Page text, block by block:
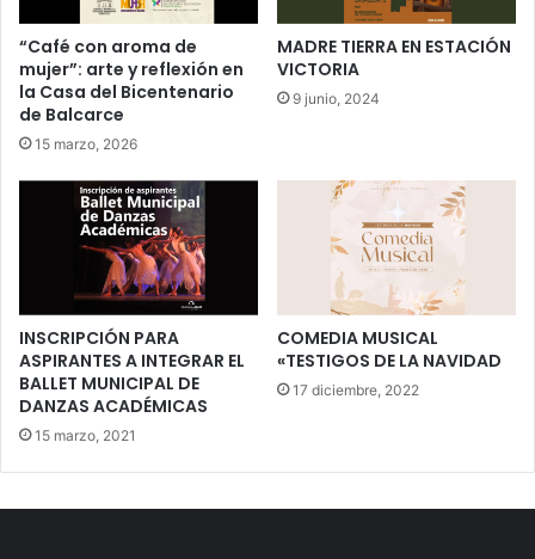
“Café con aroma de
mujer”: arte y reflexión en
la Casa del Bicentenario
de Balcarce
15 marzo, 2026
MADRE TIERRA EN ESTACIÓN
VICTORIA
9 junio, 2024
INSCRIPCIÓN PARA
ASPIRANTES A INTEGRAR EL
BALLET MUNICIPAL DE
DANZAS ACADÉMICAS
15 marzo, 2021
COMEDIA MUSICAL
«TESTIGOS DE LA NAVIDAD
17 diciembre, 2022